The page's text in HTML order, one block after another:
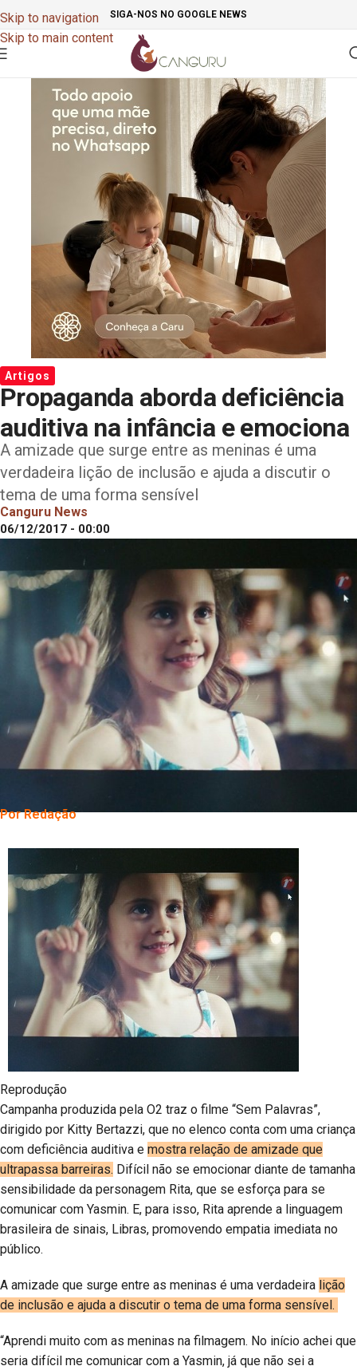
Skip to navigation
Skip to main content
SIGA-NOS NO GOOGLE NEWS
Artigos
Propaganda aborda deficiência
auditiva na infância e emociona
A amizade que surge entre as meninas é uma
verdadeira lição de inclusão e ajuda a discutir o
tema de uma forma sensível
Canguru News
06/12/2017 - 00:00
Por Redação
Reprodução
Campanha produzida pela O2 traz o filme “Sem Palavras”,
dirigido por Kitty Bertazzi, que no elenco conta com uma criança
com deficiência auditiva e mostra relação de amizade que
ultrapassa barreiras. Difícil não se emocionar diante de tamanha
sensibilidade da personagem Rita, que se esforça para se
comunicar com Yasmin. E, para isso, Rita aprende a linguagem
brasileira de sinais, Libras, promovendo empatia imediata no
público.
A amizade que surge entre as meninas é uma verdadeira lição
de inclusão e ajuda a discutir o tema de uma forma sensível.
“Aprendi muito com as meninas na filmagem. No início achei que
seria difícil me comunicar com a Yasmin, já que não sei a